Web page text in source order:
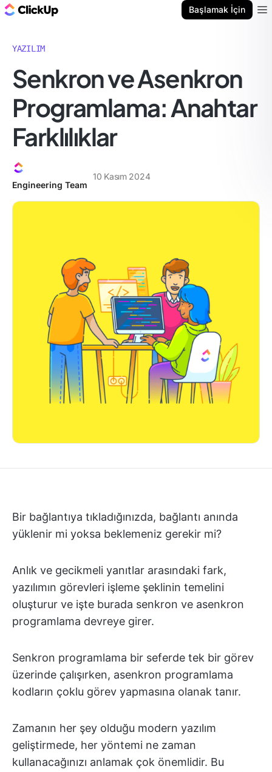
Başlamak İçin
YAZILIM
Senkron ve Asenkron
Programlama: Anahtar
Farklılıklar
Engineering Team
10 Kasım 2024
Bir bağlantıya tıkladığınızda, bağlantı anında
yüklenir mi yoksa beklemeniz gerekir mi?
Anlık ve gecikmeli yanıtlar arasındaki fark,
yazılımın görevleri işleme şeklinin temelini
oluşturur ve işte burada senkron ve asenkron
programlama devreye girer.
Senkron programlama bir seferde tek bir görev
üzerinde çalışırken, asenkron programlama
kodların çoklu görev yapmasına olanak tanır.
Zamanın her şey olduğu modern yazılım
geliştirmede, her yöntemi ne zaman
kullanacağınızı anlamak çok önemlidir. Bu